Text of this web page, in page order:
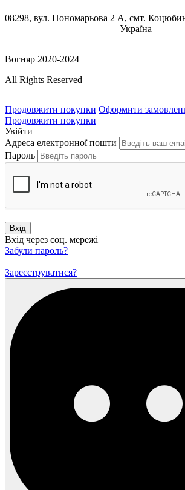
08298, вул. Пономарьова 2 А, смт.
Україна
Вогняр 2020-2024
All Rights Reserved
Продовжити покупки Оформити
Продовжити покупки
Увійти
Адреса електронної пошти
Пароль
Вхід
Вхід через соц. мережі
Забули пароль?
Зареєструватися?